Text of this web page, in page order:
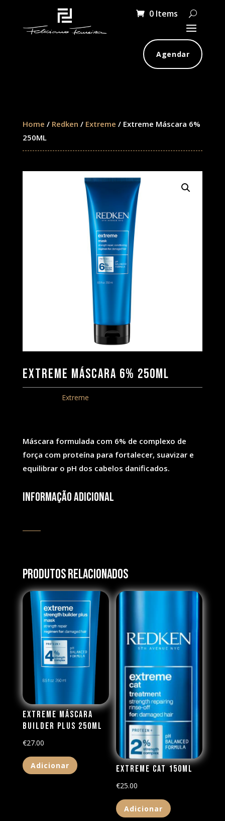
0 Items
Agendar
Home / Redken / Extreme / Extreme Máscara 6%
250ML
Extreme Máscara 6% 250ML
Extreme
Máscara formulada com 6% de complexo de
força com proteína para fortalecer, suavizar e
equilibrar o pH dos cabelos danificados.
Informação adicional
Produtos Relacionados
Extreme Máscara
Builder Plus 250ML
€27.00
Adicionar Extreme CAT 150ML
€25.00
Adicionar